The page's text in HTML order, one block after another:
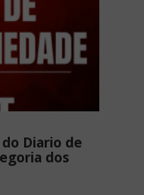
Diario de
dos